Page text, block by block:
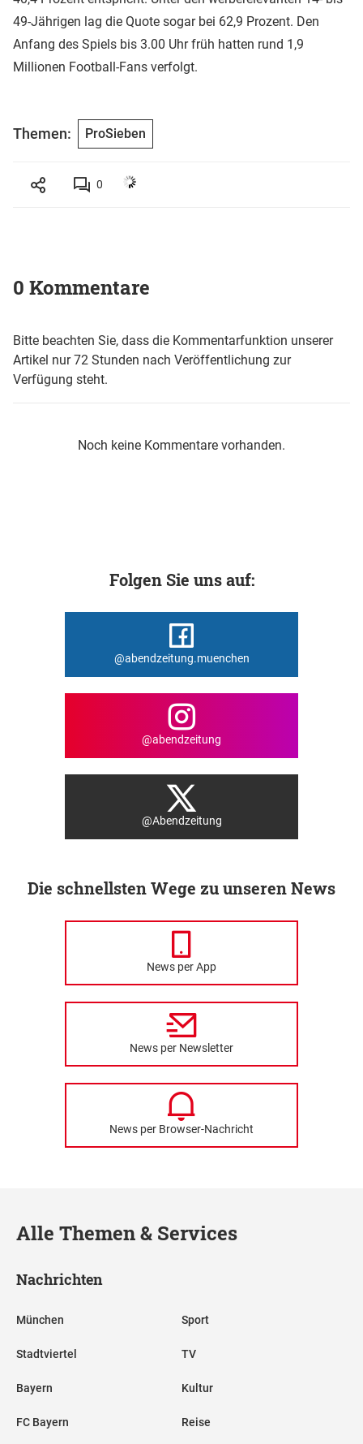
49-Jährigen lag die Quote sogar bei 62,9 Prozent. Den
Anfang des Spiels bis 3.00 Uhr früh hatten rund 1,9
Millionen Football-Fans verfolgt.
Themen: ProSieben
0
0 Kommentare
Bitte beachten Sie, dass die Kommentarfunktion unserer
Artikel nur 72 Stunden nach Veröffentlichung zur
Verfügung steht.
Noch keine Kommentare vorhanden.
Folgen Sie uns auf:
@abendzeitung.muenchen
@abendzeitung
@Abendzeitung
Die schnellsten Wege zu unseren News
News per App
News per Newsletter
News per Browser-Nachricht
Alle Themen & Services
Nachrichten
München
Stadtviertel
Bayern
FC Bayern
Sport
TV
Kultur
Reise